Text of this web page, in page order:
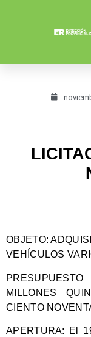
OBJETO:
VEHÍCULOS
MILLONES
CIENTO
APERTURA:
El